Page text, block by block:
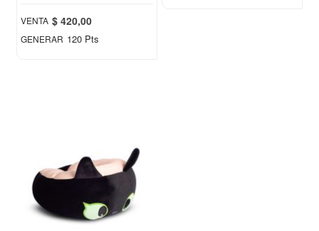
VENTA $ 420,00
GENERAR 120 Pts